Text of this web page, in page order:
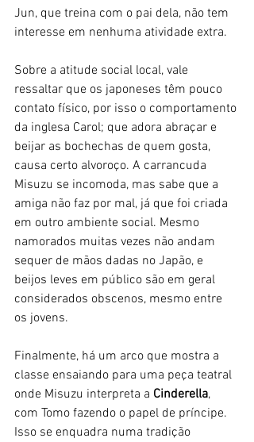
Jun, que treina com o pai dela, não tem
interesse em nenhuma atividade extra.
Sobre a atitude social local, vale
ressaltar que os japoneses têm pouco
contato físico, por isso o comportamento
da inglesa Carol; que adora abraçar e
beijar as bochechas de quem gosta,
causa certo alvoroço. A carrancuda
Misuzu se incomoda, mas sabe que a
amiga não faz por mal, já que foi criada
em outro ambiente social. Mesmo
namorados muitas vezes não andam
sequer de mãos dadas no Japão, e
beijos leves em público são em geral
considerados obscenos, mesmo entre
os jovens.
Finalmente, há um arco que mostra a
classe ensaiando para uma peça teatral
onde Misuzu interpreta a Cinderella,
com Tomo fazendo o papel de príncipe.
Isso se enquadra numa tradição